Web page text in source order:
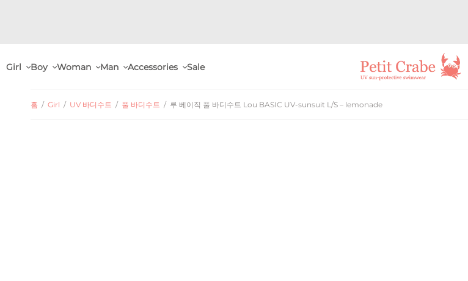
Girl Boy Woman Man Accessories Sale
홈 / Girl / UV 바디수트 / 풀 바디수트 / 루 베이직 풀 바디수트 Lou BASIC UV-sunsuit L/S – lemonade